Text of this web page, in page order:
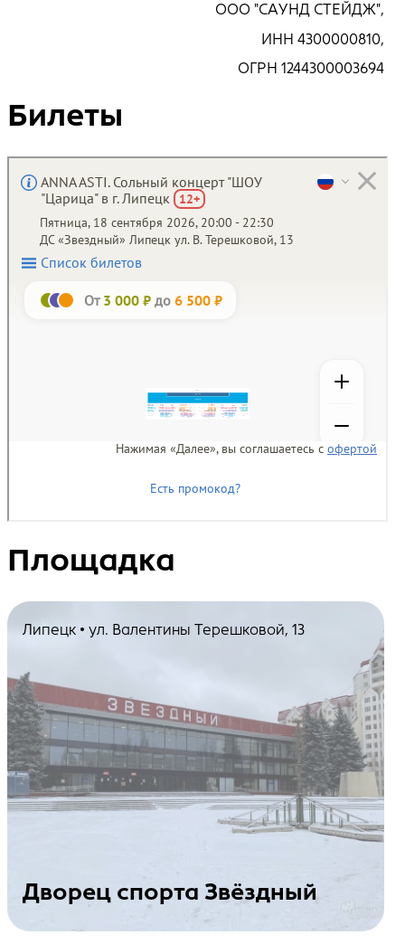
ООО "САУНД СТЕЙДЖ",
ИНН 4300000810,
ОГРН 1244300003694
Билеты
Площадка
Липецк • ул. Валентины Терешковой, 13
Дворец спорта Звёздный